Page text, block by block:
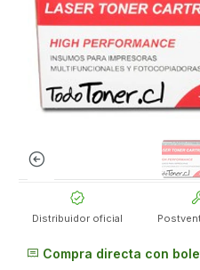
Distribuidor oficial
Compra directa con